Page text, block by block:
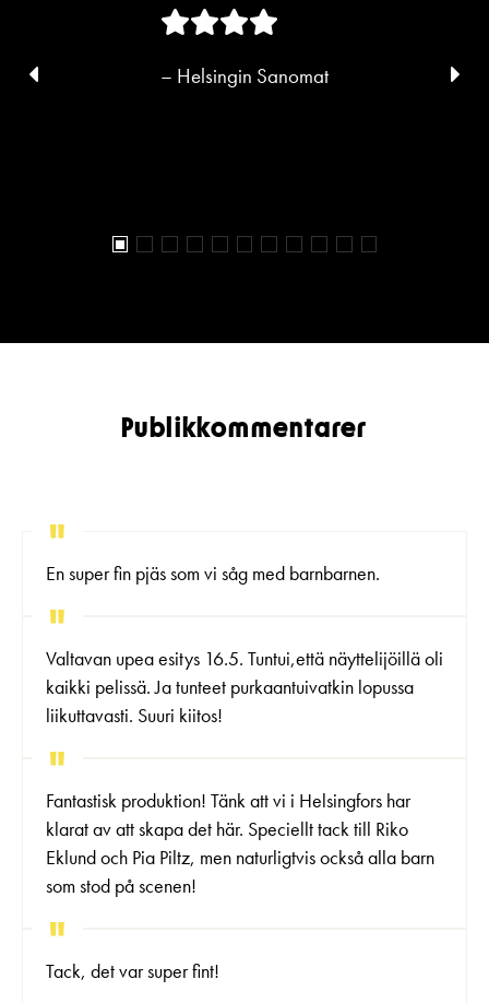
– Helsingin Sanomat
Föregående
Publikkommentarer
En super fin pjäs som vi såg med barnbarnen.
Valtavan upea esitys 16.5. Tuntui,että näyttelijöillä oli
kaikki pelissä. Ja tunteet purkaantuivatkin lopussa
liikuttavasti. Suuri kiitos!
Fantastisk produktion! Tänk att vi i Helsingfors har
klarat av att skapa det här. Speciellt tack till Riko
Eklund och Pia Piltz, men naturligtvis också alla barn
som stod på scenen!
Tack, det var super fint!